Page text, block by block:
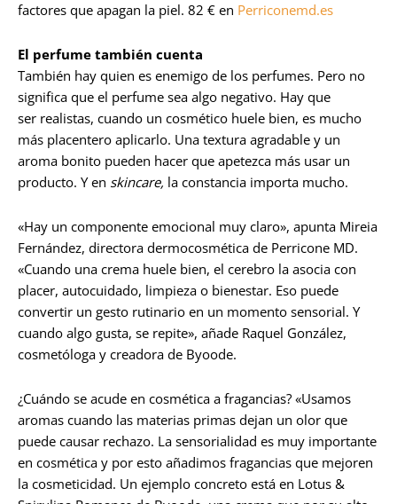
factores que apagan la piel. 82 € en Perriconemd.es
El perfume también cuenta
También hay quien es enemigo de los perfumes. Pero no
significa que el perfume sea algo negativo. Hay que
ser realistas, cuando un cosmético huele bien, es mucho
más placentero aplicarlo. Una textura agradable y un
aroma bonito pueden hacer que apetezca más usar un
producto. Y en skincare, la constancia importa mucho.
«Hay un componente emocional muy claro», apunta Mireia
Fernández, directora dermocosmética de Perricone MD.
«Cuando una crema huele bien, el cerebro la asocia con
placer, autocuidado, limpieza o bienestar. Eso puede
convertir un gesto rutinario en un momento sensorial. Y
cuando algo gusta, se repite», añade Raquel González,
cosmetóloga y creadora de Byoode.
¿Cuándo se acude en cosmética a fragancias? «Usamos
aromas cuando las materias primas dejan un olor que
puede causar rechazo. La sensorialidad es muy importante
en cosmética y por esto añadimos fragancias que mejoren
la cosmeticidad. Un ejemplo concreto está en Lotus &